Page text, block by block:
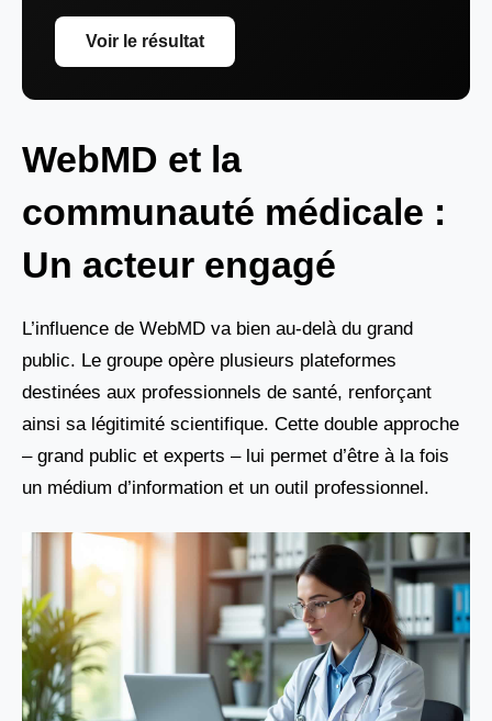
Voir le résultat
WebMD et la
communauté médicale :
Un acteur engagé
L’influence de WebMD va bien au-delà du grand
public. Le groupe opère plusieurs plateformes
destinées aux professionnels de santé, renforçant
ainsi sa légitimité scientifique. Cette double approche
– grand public et experts – lui permet d’être à la fois
un médium d’information et un outil professionnel.